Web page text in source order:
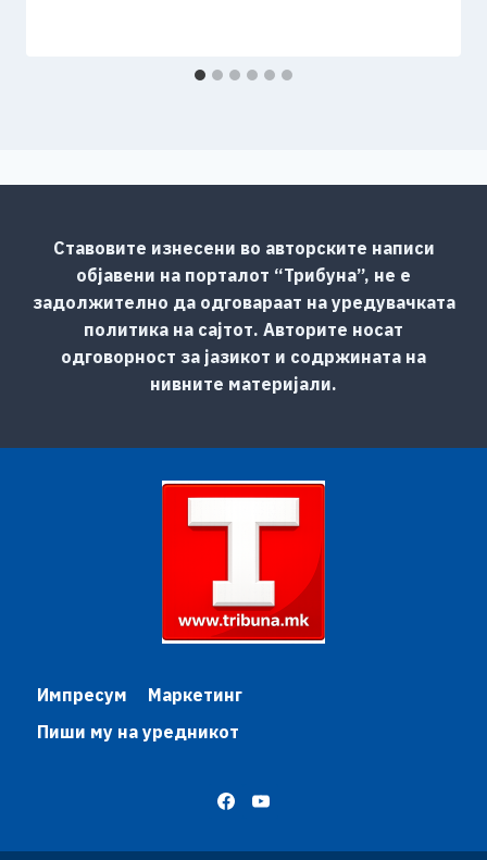
Ставовите изнесени во авторските написи
објавени на порталот “Трибуна”, не е
задолжително да одговараат на уредувачката
политика на сајтот. Авторите носат
одговорност за јазикот и содржината на
нивните материјали.
Импресум
Маркетинг
Пиши му на уредникот